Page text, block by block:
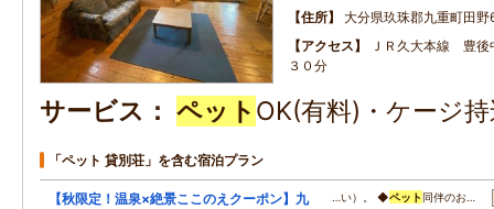
住所
大分県玖珠郡九重町田野
アクセス
ＪＲ久大本線 豊後
３０分
サービス ペット OK(有料)・ケージ
「ペット 貸別荘」を含む宿泊プラン
【秋限定！温泉×絶景ここのえクーポン】九
…い）。 ◆ペット 同伴のお…